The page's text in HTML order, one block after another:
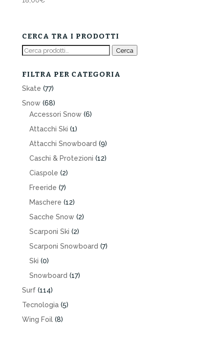
CERCA TRA I PRODOTTI
Cerca: Cerca
FILTRA PER CATEGORIA
Skate (77)
Snow (68)
Accessori Snow (6)
Attacchi Ski (1)
Attacchi Snowboard (9)
Caschi & Protezioni (12)
Ciaspole (2)
Freeride (7)
Maschere (12)
Sacche Snow (2)
Scarponi Ski (2)
Scarponi Snowboard (7)
Ski (0)
Snowboard (17)
Surf (114)
Tecnologia (5)
Wing Foil (8)